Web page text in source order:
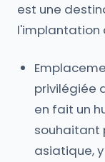
est une
l'implantation
privilégiée
en fait un
souhaitant
asiatique,